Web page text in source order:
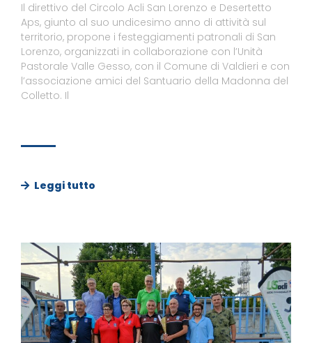
Il direttivo del Circolo Acli San Lorenzo e Desertetto
Aps, giunto al suo undicesimo anno di attività sul
territorio, propone i festeggiamenti patronali di San
Lorenzo, organizzati in collaborazione con l’Unità
Pastorale Valle Gesso, con il Comune di Valdieri e con
l’associazione amici del Santuario della Madonna del
Colletto. Il
Leggi tutto